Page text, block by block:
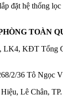
đặt hệ thống
TOÀN
LK4, KĐT Tổng
2/36 Tô Ngọc
Lê Chân,